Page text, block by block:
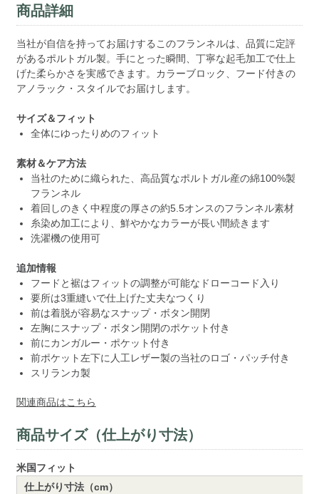
商品詳細
当社が自信を持ってお届けするこのフランネルは、品質に定評
があるポルトガル製。手にとった瞬間、丁寧な起毛加工で仕上
げた柔らかさを実感できます。カラーブロック、フード付きの
アノラック・スタイルでお届けします。
サイズ＆フィット
全体にゆったりめのフィット
素材＆ケア方法
当社のために織られた、高品質なポルトガル産の綿100%製
フランネル
着回しのきく中程度の厚さの約5.5オンスのフランネル素材
糸染め加工により、鮮やかなカラーが長い間続きます
洗濯機の使用可
追加情報
フードと裾はフィットの調整が可能なドローコード入り
要所は3重縫いで仕上げた丈夫なつくり
前は着脱が容易なスナップ・ボタン開閉
左胸にスナップ・ボタン開閉のポケット付き
前にカンガルー・ポケット付き
前ポケット左下に人工レザー製の当社のロゴ・パッチ付き
スリランカ製
関連商品はこちら
商品サイズ（仕上がり寸法）
米国フィット
仕上がり寸法（cm）